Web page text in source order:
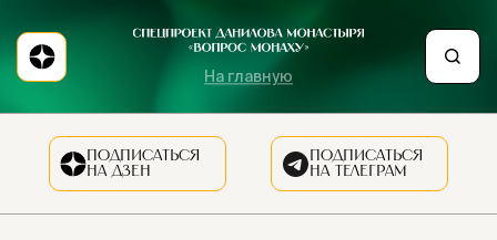
На главную
ПОДПИСАТЬСЯ
НА ДЗЕН
ПОДПИСАТЬСЯ
НА ТЕЛЕГРАМ